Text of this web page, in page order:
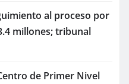
al proceso por
millones; tribunal
de Primer Nivel